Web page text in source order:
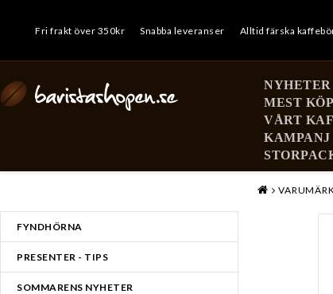
Fri frakt över 350kr Snabba leveranser Alltid färska
NYHETER
MEST
VÅRT
KAMPANJ
FYNDHÖRNA
PRESENTER - TIPS
SOMMARENS NYHETER